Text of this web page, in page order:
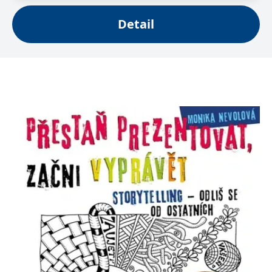
Detail
se měly zobrazovat a
Microsoft. Široce se věří,
že se synchronizuje s
mnoha různými
doménami společnosti
Microsoft, což umožňuje
sledování uživatelů.
sid
.seznam.cz 1 měsíc
Toto je velmi běžný
název souboru cookie,
ale pokud je nalezen
jako soubor cookie
relace, bude
pravděpodobně použit
jako pro správu stavu
relace.
_gcl_au
Google LLC
.grada.cz
3 měsíce
Tento soubor cookie
nastavuje společnost
Doubleclick a provádí
informace o tom, jak